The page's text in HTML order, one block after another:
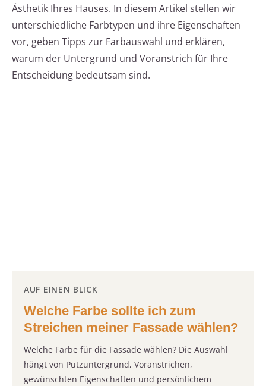
Ästhetik Ihres Hauses. In diesem Artikel stellen wir
unterschiedliche Farbtypen und ihre Eigenschaften
vor, geben Tipps zur Farbauswahl und erklären,
warum der Untergrund und Voranstrich für Ihre
Entscheidung bedeutsam sind.
AUF EINEN BLICK
Welche Farbe sollte ich zum
Streichen meiner Fassade wählen?
Welche Farbe für die Fassade wählen? Die Auswahl
hängt von Putzuntergrund, Voranstrichen,
gewünschten Eigenschaften und persönlichem